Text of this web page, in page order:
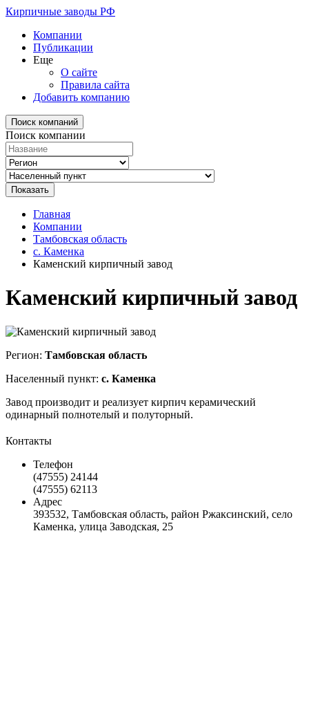
Кирпичные заводы РФ
Компании
Публикации
Еще
О сайте
Правила сайта
Добавить компанию
Поиск компаний
Поиск компании
Главная
Компании
Тамбовская область
с. Каменка
Каменский кирпичный завод
Каменский кирпичный завод
Регион: Тамбовская область
Населенный пункт: с. Каменка
Завод производит и реализует кирпич керамический
одинарный полнотелый и полуторный.
Контакты
Телефон
(47555) 24144
(47555) 62113
Адрес
393532, Тамбовская область, район Ржаксинский, село
Каменка, улица Заводская, 25